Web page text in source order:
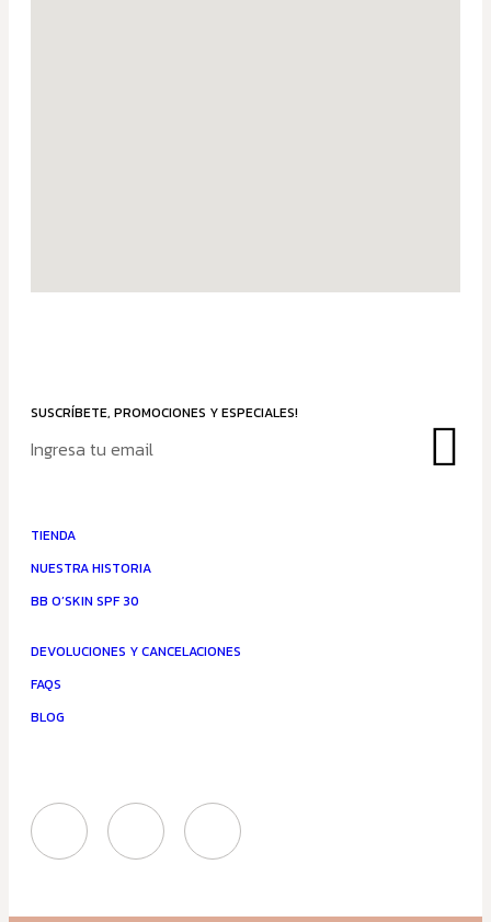
SUSCRÍBETE, PROMOCIONES Y ESPECIALES!
TIENDA
NUESTRA HISTORIA
BB O’SKIN SPF 30
DEVOLUCIONES Y CANCELACIONES
FAQS
BLOG